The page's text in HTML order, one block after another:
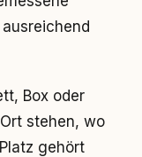
Box oder
stehen, wo
gehört